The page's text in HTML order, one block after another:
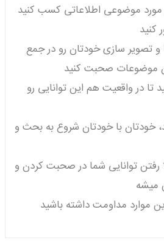
مورد موضوعی اطلاعاتی کسب کنید
کنید
و تصویر سازی خودتان رو در جمع
موضوعات صحبت کنید
تا در واقعیت هم این توانایی رو
خودتان با خودتان شروع به بحث و
رفتن توانایی شما در صحبت کردن و
میشه
موارد مداومت داشته باشید